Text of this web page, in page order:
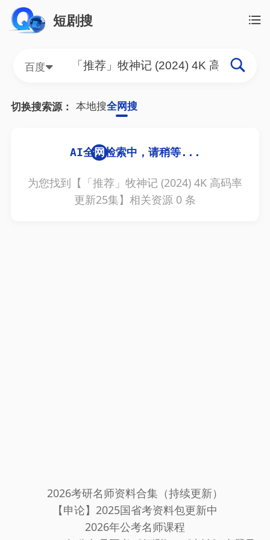
短剧搜
百度
切换搜索源： 本地搜全网搜
为您找到【 「推荐」牧神记 (2024) 4K 高码率
更新25集】相关资源 0 条
2026考研名师资料合集（持续更新）
【申论】2025国省考资料包更新中
2026年公考名师课程